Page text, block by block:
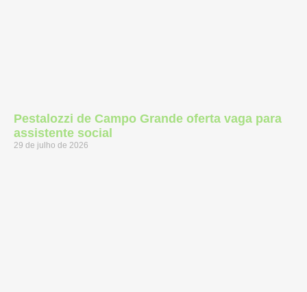
Pestalozzi de Campo Grande oferta vaga para
assistente social
29 de julho de 2026